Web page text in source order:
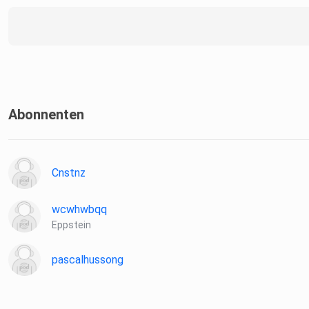
Abonnenten
Cnstnz
wcwhwbqq
Eppstein
pascalhussong